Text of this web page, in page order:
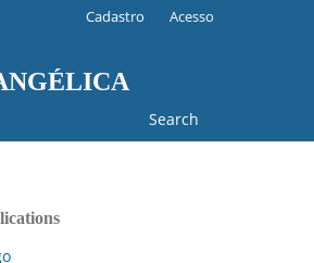
Search
Cadastro Acesso